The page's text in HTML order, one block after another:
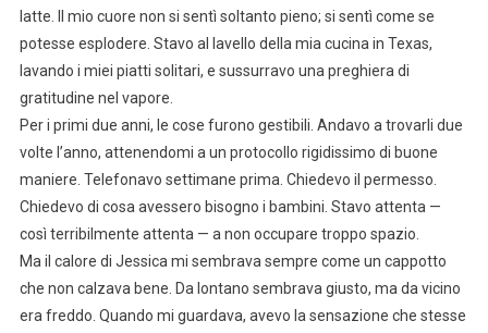
latte. Il mio cuore non si sentì soltanto pieno; si sentì come se
potesse esplodere. Stavo al lavello della mia cucina in Texas,
lavando i miei piatti solitari, e sussurravo una preghiera di
gratitudine nel vapore.
Per i primi due anni, le cose furono gestibili. Andavo a trovarli due
volte l’anno, attenendomi a un protocollo rigidissimo di buone
maniere. Telefonavo settimane prima. Chiedevo il permesso.
Chiedevo di cosa avessero bisogno i bambini. Stavo attenta —
così terribilmente attenta — a non occupare troppo spazio.
Ma il calore di Jessica mi sembrava sempre come un cappotto
che non calzava bene. Da lontano sembrava giusto, ma da vicino
era freddo. Quando mi guardava, avevo la sensazione che stesse